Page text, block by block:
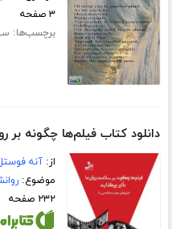
۳ صفحه
برچسب‌ها:
دانلود کتاب فیلم‌ها چگونه بر
از:آنه
موضوع:
۲۳۲ صفحه